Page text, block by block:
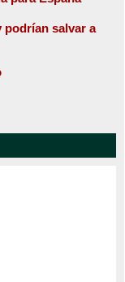
podrían salvar a